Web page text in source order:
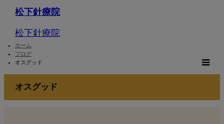
松下針療院
松下針療院
ホーム
ブログ
オスグッド
オスグッド